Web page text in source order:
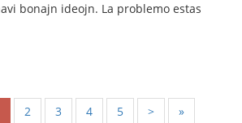
bonajn ideojn. La problemo estas
2 3 4 5 > »